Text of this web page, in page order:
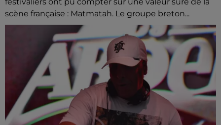
scène française : Matmatah. Le groupe breton...